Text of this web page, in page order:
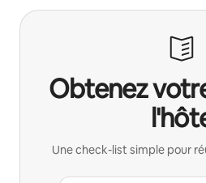
Obtenez
Une check-list simple pour